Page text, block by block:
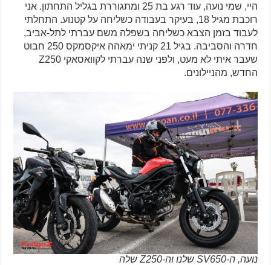
היי, שמי נועה, עוד רגע בת 25 ומתגוררת בגליל התחתון. אני
רוכבת מגיל 18, בעיקר בעבודה כשליחה על קטנוע. התחלתי
לעבוד בזמן הצבא כשליחה בשפלה משם עברתי לתל-אביב,
חדרה והסביבה. בגיל 21 קניתי ימאהה איקסמקס 250 חבוט
שעבר איתי לא מעט, ולפני שנה עברתי לקוואסאקי Z250
החדש, מהניילונים.
נועה, ה-SV650 שלנו וה-Z250 שלה